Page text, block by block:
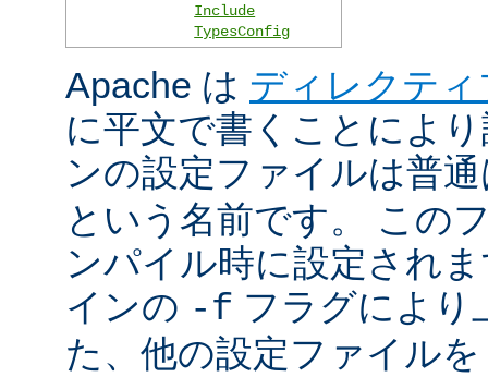
Include
TypesConfig
Apache は ディレクティ
に平文で書くことによ
ンの設定ファイルは普
という名前です。 この
ンパイル時に設定され
インの -f フラグにより
た、他の設定ファイル